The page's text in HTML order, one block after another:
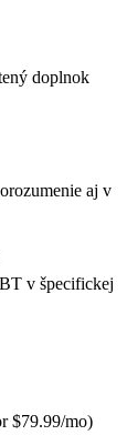
doplnok
aj v
v špecifickej
$79.99/mo)